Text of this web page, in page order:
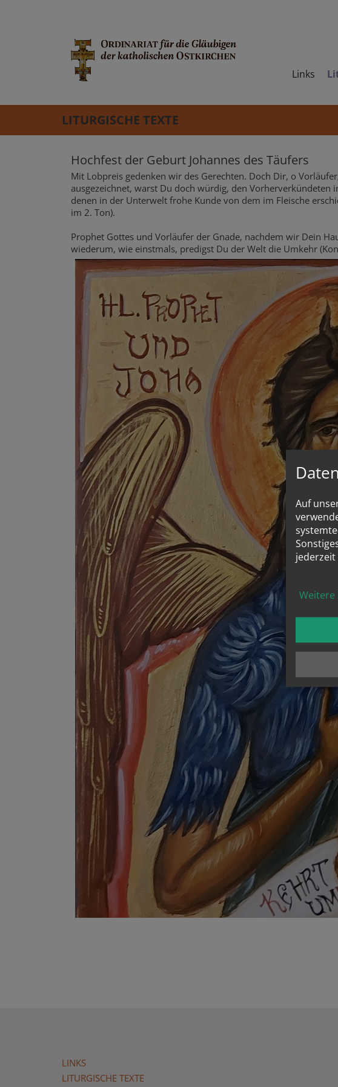
Links
LITURGISCHE TEXTE
Hochfest der Geburt Johannes des Täufers
Mit Lobpreis gedenken wir des Gerechten. Doch Dir, o
ausgezeichnet, warst Du doch würdig, den Vorherverkündeten
denen in der Unterwelt frohe Kunde von dem im Fleische
im 2. Ton).
Prophet Gottes und Vorläufer der Gnade, nachdem wir Dein
wiederum, wie einstmals, predigst Du der Welt die Umkehr
LINKS
LITURGISCHE TEXTE
Auf